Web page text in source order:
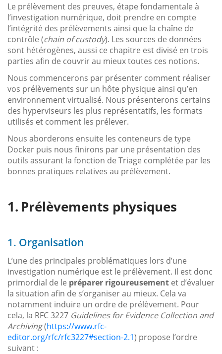
Le prélèvement des preuves, étape fondamentale à
l’investigation numérique, doit prendre en compte
l’intégrité des prélèvements ainsi que la chaîne de
contrôle (chain of custody). Les sources de données
sont hétérogènes, aussi ce chapitre est divisé en trois
parties afin de couvrir au mieux toutes ces notions.
Nous commencerons par présenter comment réaliser
vos prélèvements sur un hôte physique ainsi qu’en
environnement virtualisé. Nous présenterons certains
des hyperviseurs les plus représentatifs, les formats
utilisés et comment les prélever.
Nous aborderons ensuite les conteneurs de type
Docker puis nous finirons par une présentation des
outils assurant la fonction de Triage complétée par les
bonnes pratiques relatives au prélèvement.
Prélèvements physiques
1. Organisation
L’une des principales problématiques lors d’une
investigation numérique est le prélèvement. Il est donc
primordial de le préparer rigoureusement et d’évaluer
la situation afin de s’organiser au mieux. Cela va
notamment induire un ordre de prélèvement. Pour
cela, la RFC 3227 Guidelines for Evidence Collection and
Archiving(https://www.rfc-
editor.org/rfc/rfc3227#section-2.1) propose l’ordre
suivant :